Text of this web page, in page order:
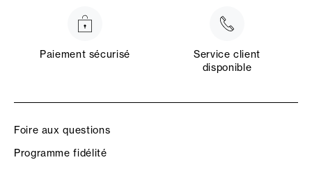
Paiement sécurisé
Service client
disponible
Foire aux questions
Programme fidélité